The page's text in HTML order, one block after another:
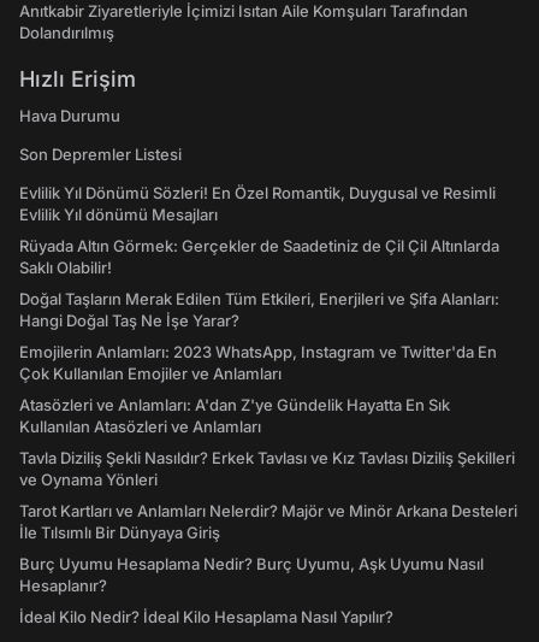
Anıtkabir Ziyaretleriyle İçimizi Isıtan Aile Komşuları Tarafından
Dolandırılmış
Hızlı Erişim
Hava Durumu
Son Depremler Listesi
Evlilik Yıl Dönümü Sözleri! En Özel Romantik, Duygusal ve Resimli
Evlilik Yıl dönümü Mesajları
Rüyada Altın Görmek: Gerçekler de Saadetiniz de Çil Çil Altınlarda
Saklı Olabilir!
Doğal Taşların Merak Edilen Tüm Etkileri, Enerjileri ve Şifa Alanları:
Hangi Doğal Taş Ne İşe Yarar?
Emojilerin Anlamları: 2023 WhatsApp, Instagram ve Twitter'da En
Çok Kullanılan Emojiler ve Anlamları
Atasözleri ve Anlamları: A'dan Z'ye Gündelik Hayatta En Sık
Kullanılan Atasözleri ve Anlamları
Tavla Diziliş Şekli Nasıldır? Erkek Tavlası ve Kız Tavlası Diziliş Şekilleri
ve Oynama Yönleri
Tarot Kartları ve Anlamları Nelerdir? Majör ve Minör Arkana Desteleri
İle Tılsımlı Bir Dünyaya Giriş
Burç Uyumu Hesaplama Nedir? Burç Uyumu, Aşk Uyumu Nasıl
Hesaplanır?
İdeal Kilo Nedir? İdeal Kilo Hesaplama Nasıl Yapılır?